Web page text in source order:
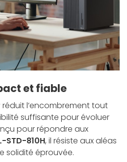
et fiable
réduit l’encombrement tout
suffisante pour évoluer
pour répondre aux
STD-810H, il résiste aux aléas
solidité éprouvée.